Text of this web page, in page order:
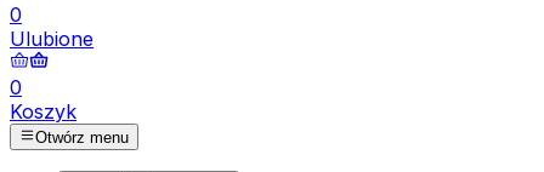
0
Ulubione
0
Koszyk
Otwórz menu